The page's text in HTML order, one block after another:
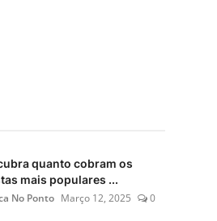
quanto cobram os
mais populares ...
No Ponto Março 12, 2025 0